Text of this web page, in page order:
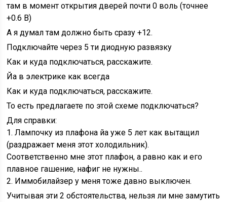
там в момент открытия дверей почти 0 воль (точнее
+0.6 В)
А я думал там должно быть сразу +12.
Подключайте через 5 ти диодную развязку
Как и куда подключаться, расскажите.
Йа в электрике как всегда
Как и куда подключаться, расскажите.
То есть предлагаете по этой схеме подключаться?
Для справки:
1. Лампочку из плафона йа уже 5 лет как вытащил
(раздражает меня этот холодильник).
Соответственно мне этот плафон, а равно как и его
плавное гашение, нафиг не нужны..
2. Иммобилайзер у меня тоже давно выключен.
Учитывая эти 2 обстоятельства, нельзя ли мне замутить